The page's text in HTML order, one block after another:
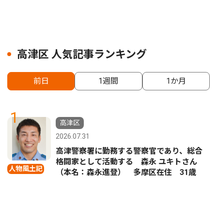
高津区 人気記事ランキング
前日 1週間 1か月
1
人物風土記
高津区
2026.07.31
高津警察署に勤務する警察官であり、総合
格闘家として活動する 森永 ユキトさん
（本名：森永進登） 多摩区在住 31歳